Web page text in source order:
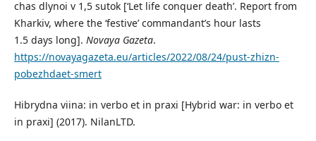
chas dlynoi v 1,5 sutok [‘Let life conquer death’. Report from
Kharkiv, where the ‘festive’ commandant’s hour lasts
1.5 days long]. Novaya Gazeta.
https://novayagazeta.eu/articles/2022/08/24/pust-zhizn-
pobezhdaet-smert
Hibrydna viina: in verbo et in praxi [Hybrid war: in verbo et
in praxi] (2017). NilanLTD.